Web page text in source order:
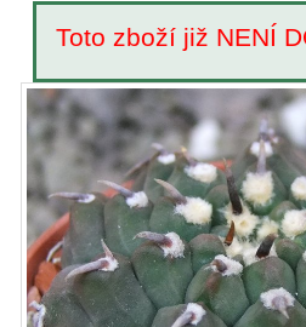
Toto zboží již NENÍ